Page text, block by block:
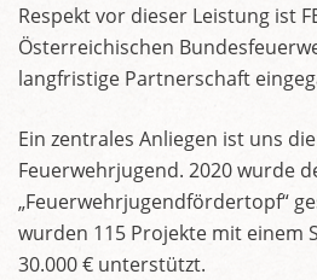
Respekt vor dieser Leistung ist
Österreichischen
langfristige Partnerschaft
Ein zentrales Anliegen ist uns
Feuerwehrjugend. 2020 wurde
„Feuerwehrjugendfördertopf“
wurden 115 Projekte mit einem
30.000 € unterstützt.